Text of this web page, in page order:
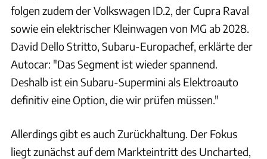
folgen zudem der Volkswagen ID.2, der Cupra Raval
sowie ein elektrischer Kleinwagen von MG ab 2028.
David Dello Stritto, Subaru-Europachef, erklärte der
Autocar: "Das Segment ist wieder spannend.
Deshalb ist ein Subaru-Supermini als Elektroauto
definitiv eine Option, die wir prüfen müssen."
Allerdings gibt es auch Zurückhaltung. Der Fokus
liegt zunächst auf dem Markteintritt des Uncharted,